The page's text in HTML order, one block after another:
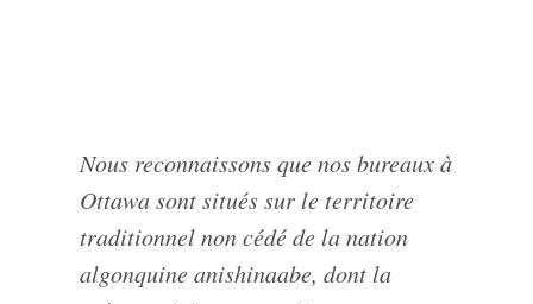
Nous reconnaissons que nos bureaux à
Ottawa sont situés sur le territoire
traditionnel non cédé de la nation
algonquine anishinaabe, dont la